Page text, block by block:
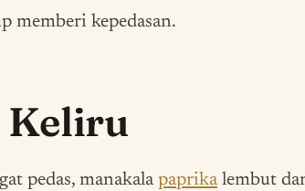
memberi kepedasan.
Keliru
pedas, manakala paprikalembut